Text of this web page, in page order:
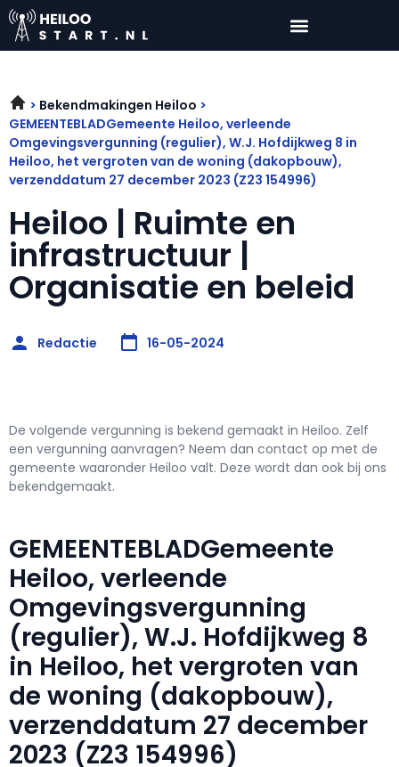
Bekendmakingen Heiloo
GEMEENTEBLADGemeente Heiloo, verleende
Omgevingsvergunning (regulier), W.J. Hofdijkweg 8 in
Heiloo, het vergroten van de woning (dakopbouw),
verzenddatum 27 december 2023 (Z23 154996)
Heiloo | Ruimte en
infrastructuur |
Organisatie en beleid
Redactie 16-05-2024
De volgende vergunning is bekend gemaakt in Heiloo. Zelf
een vergunning aanvragen? Neem dan contact op met de
gemeente waaronder Heiloo valt. Deze wordt dan ook bij ons
bekendgemaakt.
GEMEENTEBLADGemeente
Heiloo, verleende
Omgevingsvergunning
(regulier), W.J. Hofdijkweg 8
in Heiloo, het vergroten van
de woning (dakopbouw),
verzenddatum 27 december
2023 (Z23 154996)